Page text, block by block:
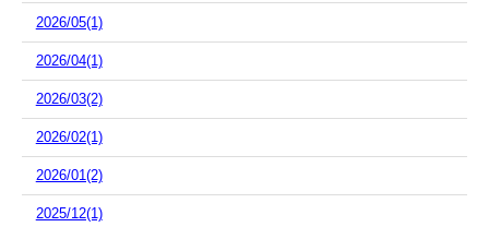
2026/05(1)
2026/04(1)
2026/03(2)
2026/02(1)
2026/01(2)
2025/12(1)